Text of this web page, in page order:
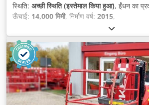
स्थिति: अच्छी स्थिति (इस्तेमाल किया हुआ), ईंधन का
ऊँचाई: 14,000 मिमी, निर्माण वर्ष: 2015,